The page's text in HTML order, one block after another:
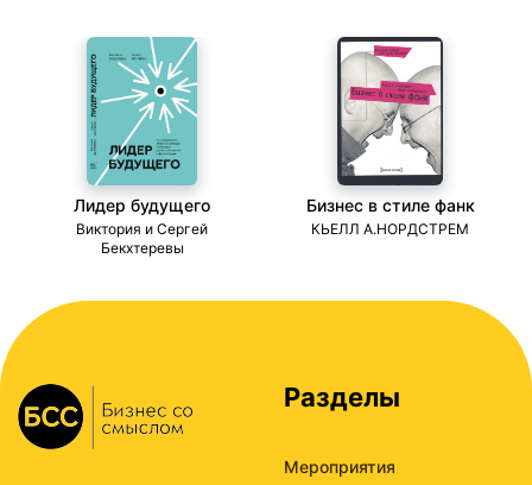
Лидер будущего
Виктория и Сергей
Бекхтеревы
Бизнес в стиле фанк
КЬЕЛЛ А.НОРДСТРЕМ
Разделы
Мероприятия